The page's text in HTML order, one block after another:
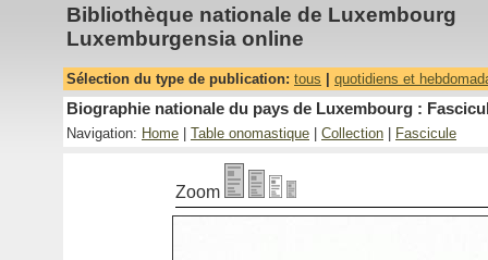
Bibliothèque nationale de Luxembourg
Luxemburgensia online
Sélection du type de publication: tous quotidiens et
Biographie nationale du pays de Luxembourg :
Navigation: Home Table onomastique Collection Fascicule
Zoom